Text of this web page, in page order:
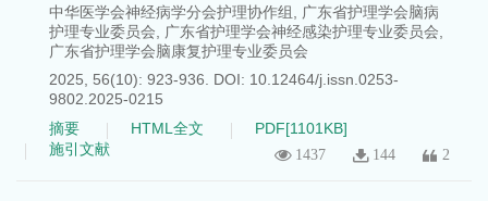
中华医学会神经病学分会护理协作组
广东省护理学会脑病
护理专业委员会
广东省护理学会神经感染护理专业委员会
广东省护理学会脑康复护理专业委员会
2025, 56(10): 923-936.
DOI: 10.12464/j.issn.0253-
9802.2025-0215
摘要
HTML全文 PDF[1101KB]
施引文献
1437 144 2